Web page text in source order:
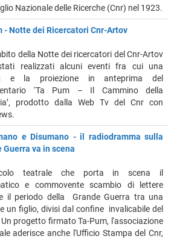
Nazionale delle Ricerche (Cnr) nel 1923.
- Notte dei Ricercatori Cnr-Artov
della Notte dei ricercatori del Cnr-Artov
realizzati alcuni eventi fra cui una
e la proiezione in anteprima del
‘Ta Pum – Il Cammino della
prodotto dalla Web Tv del Cnr con
e Disumano - il radiodramma sulla
Guerra va in scena
teatrale che porta in scena il
e commovente scambio di lettere
il periodo della Grande Guerra tra una
un figlio, divisi dal confine invalicabile del
progetto firmato Ta-Pum, l'associazione
aderisce anche l'Ufficio Stampa del Cnr,